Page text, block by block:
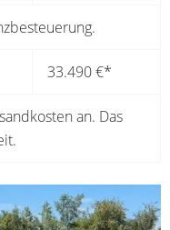
33.490 €*
an. Das